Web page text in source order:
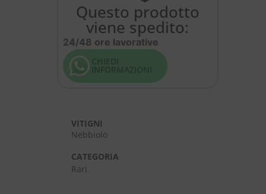
Questo prodotto
viene spedito:
24/48 ore lavorative
VITIGNI
Nebbiolo
CATEGORIA
Rari